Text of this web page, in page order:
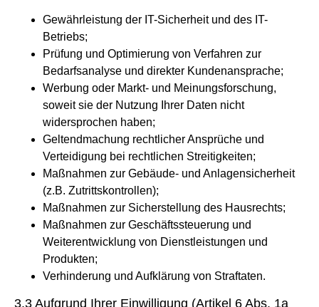
Gewährleistung der IT-Sicherheit und des IT-
Betriebs;
Prüfung und Optimierung von Verfahren zur
Bedarfsanalyse und direkter Kundenansprache;
Werbung oder Markt- und Meinungsforschung,
soweit sie der Nutzung Ihrer Daten nicht
widersprochen haben;
Geltendmachung rechtlicher Ansprüche und
Verteidigung bei rechtlichen Streitigkeiten;
Maßnahmen zur Gebäude- und Anlagensicherheit
(z.B. Zutrittskontrollen);
Maßnahmen zur Sicherstellung des Hausrechts;
Maßnahmen zur Geschäftssteuerung und
Weiterentwicklung von Dienstleistungen und
Produkten;
Verhinderung und Aufklärung von Straftaten.
3.3 Aufgrund Ihrer Einwilligung (Artikel 6 Abs. 1a